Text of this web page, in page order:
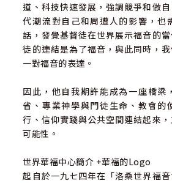
道、科技快速發展，強調競爭和做
代潮流對自己和周遭人的影響，也
話，發覺基督徒在世界展示福音的
徒的連結是為了福音，與此同時，
一對福音的表達。
因此，他自我期許能成為一座橋梁
省、專業神學與門徒生命、教會的
行、信仰實踐與公共空間連結起來
可能性。
世界華福中心簡介 +華福的Logo
起自於一九七四年在「洛桑世界福